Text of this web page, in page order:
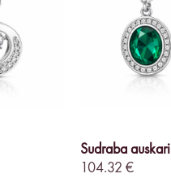
Sudraba auskari
104.32 €